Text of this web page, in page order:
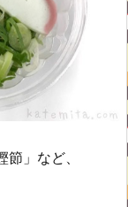
」など、